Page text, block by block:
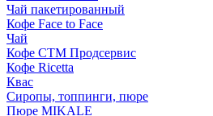
Чай пакетированный
Кофе Face to Face
Чай
Кофе СТМ Продсервис
Кофе Ricetta
Квас
Сиропы, топпинги, пюре
Пюре MIKALE